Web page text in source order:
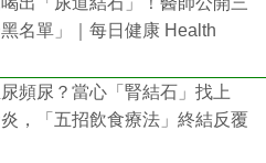
名單」｜每日健康 Health
頻尿？當心「腎結石」找上
，「五招飲食療法」終結反覆